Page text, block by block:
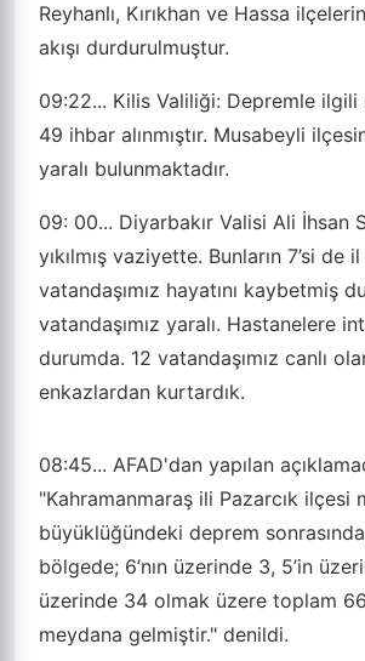
Reyhanlı, Kırıkhan ve Hassa
akışı durdurulmuştur.
09:22... Kilis Valiliği: Depremle ilgili
49 ihbar alınmıştır. Musabeyli
yaralı bulunmaktadır.
09: 00... Diyarbakır Valisi Ali İhsan
yıkılmış vaziyette. Bunların 7’si de
vatandaşımız hayatını kaybetmiş
vatandaşımız yaralı. Hastanelere
durumda. 12 vatandaşımız canlı
enkazlardan kurtardık.
08:45... AFAD'dan yapılan
"Kahramanmaraş ili Pazarcık ilçesi
büyüklüğündeki deprem
bölgede; 6’nın üzerinde 3, 5’in
üzerinde 34 olmak üzere toplam 66
meydana gelmiştir." denildi.